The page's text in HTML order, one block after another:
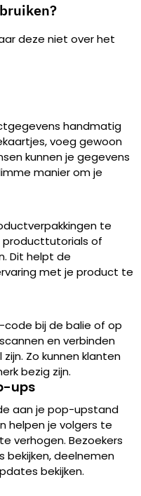
deze niet over het
handmatig
voeg gewoon
kunnen je gegevens
manier om je
te
producttutorials of
Dit helpt de
met je product te
code bij de balie of op
en verbinden
Zo kunnen klanten
bezig zijn.
ups
aan je pop-upstand
helpen je volgers te
verhogen. Bezoekers
bekijken, deelnemen
bekijken.